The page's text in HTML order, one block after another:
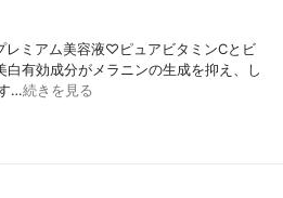
レミアム美容液♡ピュアビタミンCとビ
白有効成分がメラニンの生成を抑え、し
…続きを見る